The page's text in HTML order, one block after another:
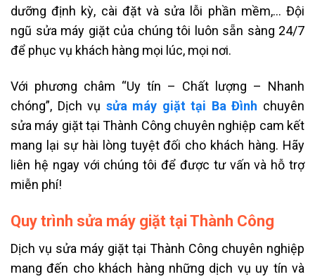
dưỡng định kỳ, cài đặt và sửa lỗi phần mềm,… Đội
ngũ sửa máy giặt của chúng tôi luôn sẵn sàng 24/7
để phục vụ khách hàng mọi lúc, mọi nơi.
Với phương châm “Uy tín – Chất lượng – Nhanh
chóng”, Dịch vụ sửa máy giặt tại Ba Đình chuyên
sửa máy giặt tại Thành Công chuyên nghiệp cam kết
mang lại sự hài lòng tuyệt đối cho khách hàng. Hãy
liên hệ ngay với chúng tôi để được tư vấn và hỗ trợ
miễn phí!
Quy trình sửa máy giặt tại Thành Công
Dịch vụ sửa máy giặt tại Thành Công chuyên nghiệp
mang đến cho khách hàng những dịch vụ uy tín và